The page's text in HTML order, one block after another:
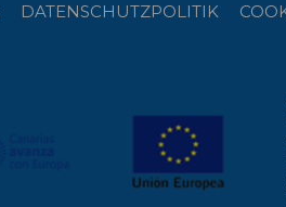
DATENSCHUTZPOLITIK